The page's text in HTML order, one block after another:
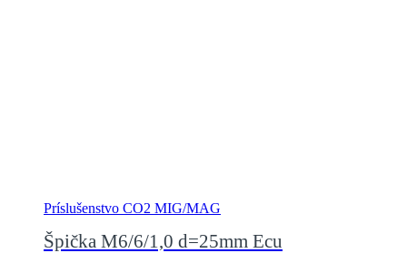
Príslušenstvo CO2 MIG/MAG
Špička M6/6/1,0 d=25mm Ecu